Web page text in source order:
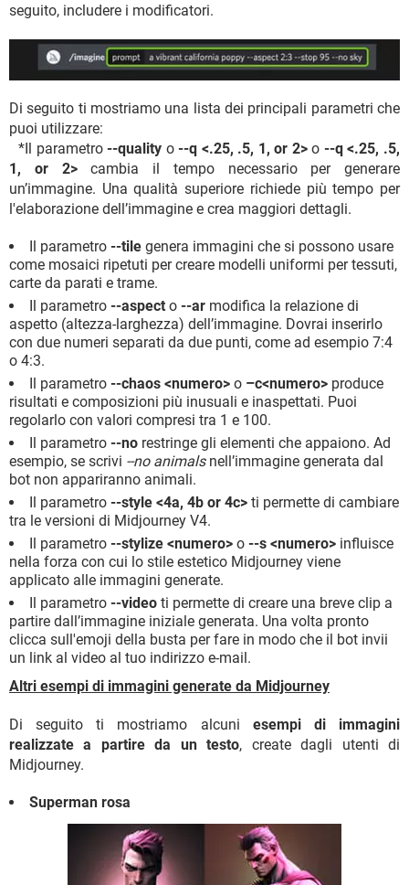
seguito, includere i modificatori.
Di seguito ti mostriamo una lista dei principali parametri che
puoi utilizzare:
*Il parametro--quality o--q <.25, .5, 1, or 2>o --q <.25, .5,
1, or 2>cambia il tempo necessario per generare
un’immagine. Una qualità superiore richiede più tempo per
l'elaborazione dell’immagine e crea maggiori dettagli.
Il parametro --tile genera immagini che si possono usare
come mosaici ripetuti per creare modelli uniformi per tessuti,
carte da parati e trame.
Il parametro --aspect o --ar modifica la relazione di
aspetto (altezza-larghezza) dell’immagine. Dovrai inserirlo
con due numeri separati da due punti, come ad esempio 7:4
o 4:3.
Il parametro --chaos <numero> o –c<numero> produce
risultati e composizioni più inusuali e inaspettati. Puoi
regolarlo con valori compresi tra 1 e 100.
Il parametro --no restringe gli elementi che appaiono. Ad
esempio, se scrivi --no animalsnell’immagine generata dal
bot non appariranno animali.
Il parametro --style <4a, 4b or 4c> ti permette di cambiare
tra le versioni di Midjourney V4.
Il parametro --stylize <numero> o --s <numero> influisce
nella forza con cui lo stile estetico Midjourney viene
applicato alle immagini generate.
Il parametro --video ti permette di creare una breve clip a
partire dall’immagine iniziale generata. Una volta pronto
clicca sull'emoji della busta per fare in modo che il bot invii
un link al video al tuo indirizzo e-mail.
Altri esempi di immagini generate da Midjourney
Di seguito ti mostriamo alcuni esempi di immagini
realizzate a partire da un testo, create dagli utenti di
Midjourney.
Superman rosa